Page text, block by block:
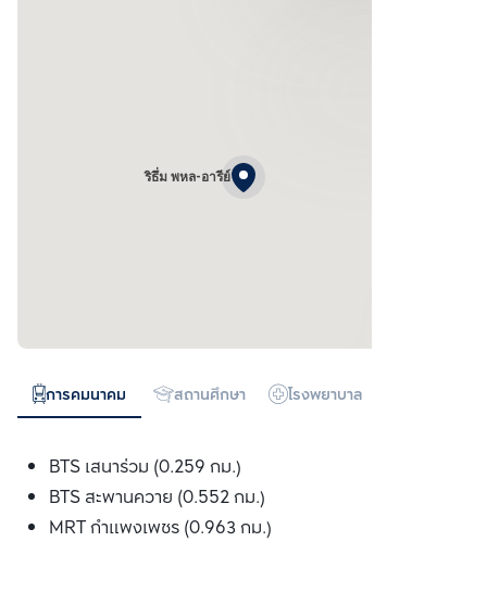
ริธึ่ม พหล-อารีย์
การคมนาคม สถานศึกษา โรงพยาบาล
BTS เสนาร่วม (0.259 กม.)
BTS สะพานควาย (0.552 กม.)
MRT กำแพงเพชร (0.963 กม.)